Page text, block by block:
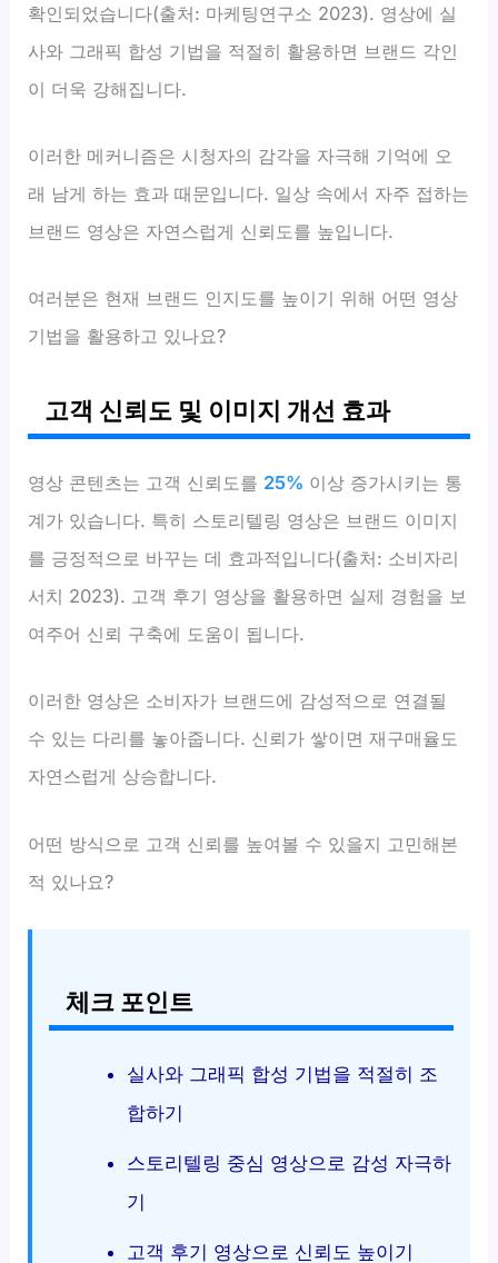
확인되었습니다(출처: 마케팅연구소 2023). 영상에 실
사와 그래픽 합성 기법을 적절히 활용하면 브랜드 각인
이 더욱 강해집니다.
이러한 메커니즘은 시청자의 감각을 자극해 기억에 오
래 남게 하는 효과 때문입니다. 일상 속에서 자주 접하는
브랜드 영상은 자연스럽게 신뢰도를 높입니다.
여러분은 현재 브랜드 인지도를 높이기 위해 어떤 영상
기법을 활용하고 있나요?
고객 신뢰도 및 이미지 개선 효과
영상 콘텐츠는 고객 신뢰도를 25% 이상 증가시키는 통
계가 있습니다. 특히 스토리텔링 영상은 브랜드 이미지
를 긍정적으로 바꾸는 데 효과적입니다(출처: 소비자리
서치 2023). 고객 후기 영상을 활용하면 실제 경험을 보
여주어 신뢰 구축에 도움이 됩니다.
이러한 영상은 소비자가 브랜드에 감성적으로 연결될
수 있는 다리를 놓아줍니다. 신뢰가 쌓이면 재구매율도
자연스럽게 상승합니다.
어떤 방식으로 고객 신뢰를 높여볼 수 있을지 고민해본
적 있나요?
체크 포인트
실사와 그래픽 합성 기법을 적절히 조
합하기
스토리텔링 중심 영상으로 감성 자극하
기
고객 후기 영상으로 신뢰도 높이기